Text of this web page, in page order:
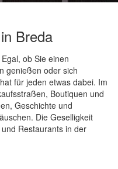
Breda
ob Sie einen
genießen oder sich
für jeden etwas dabei. Im
Boutiquen und
Geschichte und
Die Geselligkeit
Restaurants in der